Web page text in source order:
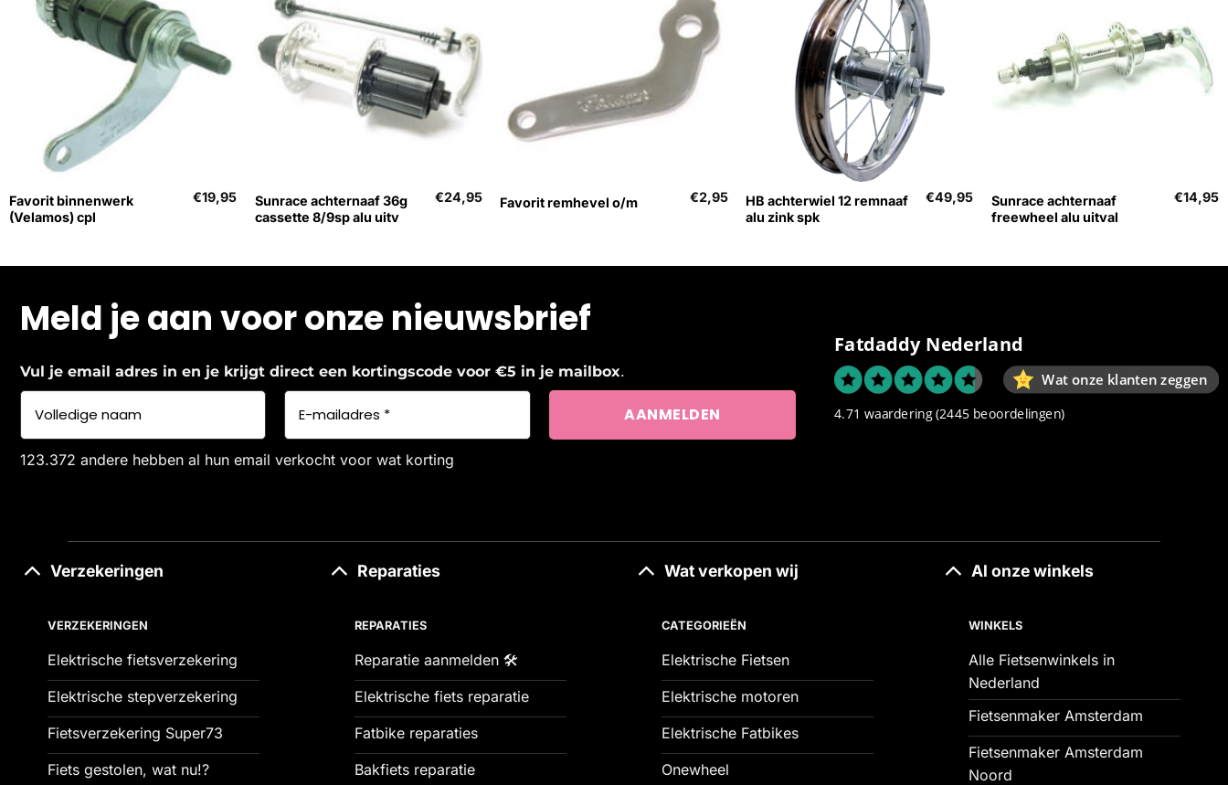
Favorit binnenwerk
(Velamos) cpl
€19,95
Sunrace achternaaf 36g
cassette 8/9sp alu uitv
€24,95 Favorit remhevel o/m €2,95
HB achterwiel 12 remnaaf
alu zink spk
€49,95
Sunrace achternaaf
freewheel alu uitval
€14,95
Meld je aan voor onze nieuwsbrief
Vul je email adres in en je krijgt direct een kortingscode voor €5 in je mailbox.
123.372 andere hebben al hun email verkocht voor wat korting
Fatdaddy Nederland
Wat onze klanten zeggen
4.71 waardering (2445 beoordelingen)
Verzekeringen
VERZEKERINGEN
Elektrische fietsverzekering
Elektrische stepverzekering
Fietsverzekering Super73
Fiets gestolen, wat nu!?
Reparaties
REPARATIES
Reparatie aanmelden 🛠️
Elektrische fiets reparatie
Fatbike reparaties
Bakfiets reparatie
Wat verkopen wij
CATEGORIEËN
Elektrische Fietsen
Elektrische motoren
Elektrische Fatbikes
Onewheel
Al onze winkels
WINKELS
Alle Fietsenwinkels in
Nederland
Fietsenmaker Amsterdam
Fietsenmaker Amsterdam
Noord